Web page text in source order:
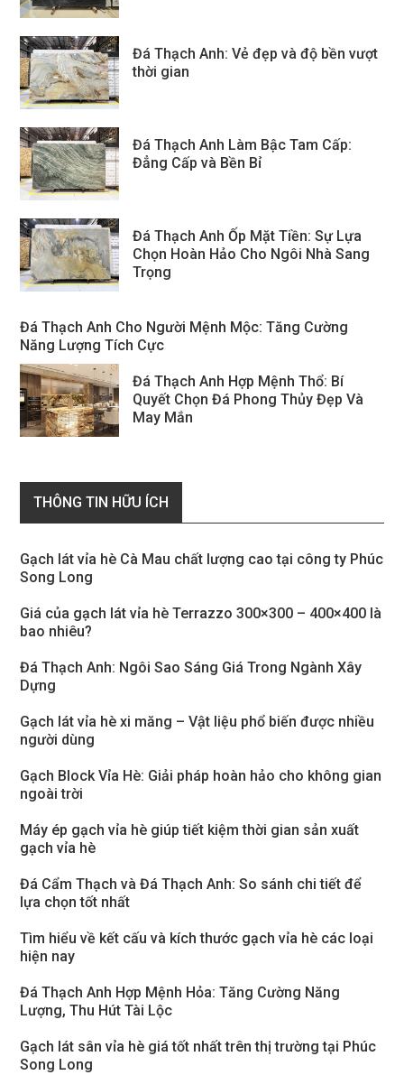
Đá Thạch Anh: Vẻ đẹp và độ bền vượt
thời gian
Đá Thạch Anh Làm Bậc Tam Cấp:
Đẳng Cấp và Bền Bỉ
Đá Thạch Anh Ốp Mặt Tiền: Sự Lựa
Chọn Hoàn Hảo Cho Ngôi Nhà Sang
Trọng
Đá Thạch Anh Cho Người Mệnh Mộc: Tăng Cường
Năng Lượng Tích Cực
Đá Thạch Anh Hợp Mệnh Thổ: Bí
Quyết Chọn Đá Phong Thủy Đẹp Và
May Mắn
THÔNG TIN HỮU ÍCH
Gạch lát vỉa hè Cà Mau chất lượng cao tại công ty Phúc
Song Long
Giá của gạch lát vỉa hè Terrazzo 300×300 – 400×400 là
bao nhiêu?
Đá Thạch Anh: Ngôi Sao Sáng Giá Trong Ngành Xây
Dựng
Gạch lát vỉa hè xi măng – Vật liệu phổ biến được nhiều
người dùng
Gạch Block Vỉa Hè: Giải pháp hoàn hảo cho không gian
ngoài trời
Máy ép gạch vỉa hè giúp tiết kiệm thời gian sản xuất
gạch vỉa hè
Đá Cẩm Thạch và Đá Thạch Anh: So sánh chi tiết để
lựa chọn tốt nhất
Tìm hiểu về kết cấu và kích thước gạch vỉa hè các loại
hiện nay
Đá Thạch Anh Hợp Mệnh Hỏa: Tăng Cường Năng
Lượng, Thu Hút Tài Lộc
Gạch lát sân vỉa hè giá tốt nhất trên thị trường tại Phúc
Song Long